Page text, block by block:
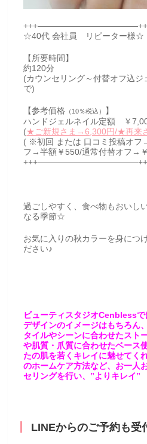
☆40代 会社員 リピーター様☆
【所要時間】
約120分
(カウンセリング～付替オフ込ジ
で)
【参考価格 （10％税込）
】
ハンドジェルネイル定額 ￥
(★ご新規さま→6,300円/★再来
( ※初回 または 口コミ投稿オフ
フ→半額￥550/通常付替オフ→
過ごしやすく、食べ物もおいし
なる季節☆
お気に入りの秋カラーを身につ
ださい♪
ビューティスタジオCenbless
デザインのイメージはもちろん
タイルやシーンに合わせたスト
や肌質・爪質に合わせたベース
たの肌を若くキレイに魅せてく
のホームケア方法など、お一人
セリングを行い、”よりキレイ”
LINEからのご予約も受